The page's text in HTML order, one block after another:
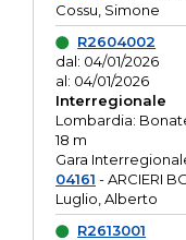
Cossu, Simone
R2604002
dal: 04/01/2026
al: 04/01/2026
Interregionale
Lombardia:
18 m
Gara
04161 - ARCIERI
Luglio, Alberto
R2613001